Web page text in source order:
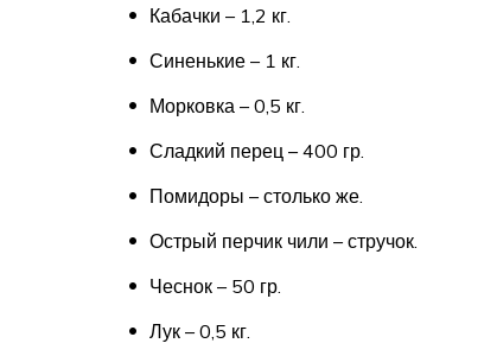
Кабачки – 1,2 кг.
Синенькие – 1 кг.
Морковка – 0,5 кг.
Сладкий перец – 400 гр.
Помидоры – столько же.
Острый перчик чили – стручок.
Чеснок – 50 гр.
Лук – 0,5 кг.